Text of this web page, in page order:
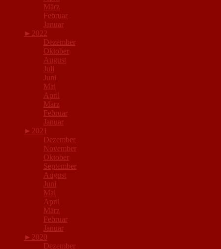
März
Februar
Januar
► 2022
Dezember
Oktober
August
Juli
Juni
Mai
April
März
Februar
Januar
► 2021
Dezember
November
Oktober
September
August
Juni
Mai
April
März
Februar
Januar
► 2020
Dezember